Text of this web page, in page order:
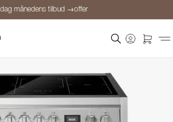
månedens tilbud →offer
Personlig rådgivning
månedens tilbud →offer